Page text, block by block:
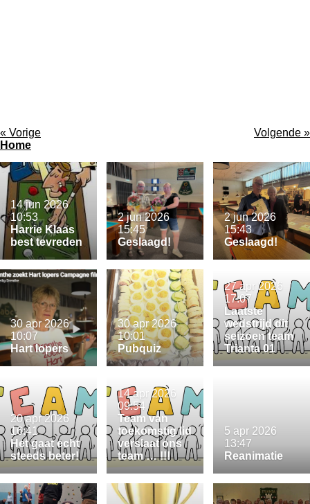
« Vorige Volgende »
Home
Harrie Klaas
best tevreden
14 jun 2026
10:53
Geslaagd!
2 jun 2026
15:45
Geslaagd!
2 jun 2026
15:43
Hart lopers
30 apr 2026
10:07
Pubquiz
30 apr 2026
10:01
Laatste
wedstrijd dit
seizoen team
Trianta 01
27 apr 2026
17:07
Het gaat echt
steeds beter!
20 apr 2026
16:41
Team van
toekomstig lid
verslaat ons
team … !!!
14 apr 2026
09:54
Reanimatie
5 apr 2026
13:47